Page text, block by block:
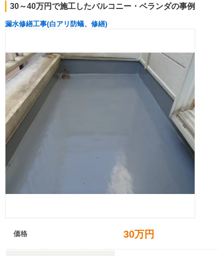
30～40万円で施工したバルコニー・ベランダの事例
漏水修繕工事(白アリ防蟻、修繕)
価格 30万円